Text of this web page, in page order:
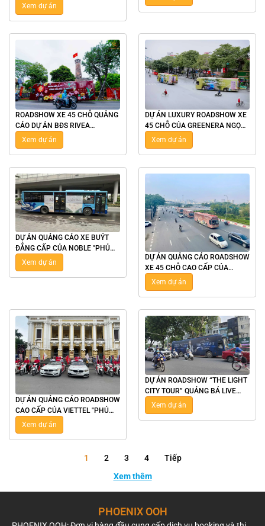
Hưng Yên
Xem dự án
TÀU
ROADSHOW XE 45 CHỖ QUẢNG
CÁO DỰ ÁN BĐS RIVEA
RESIDENCES DỊP 8/3 CHO TẬP
ĐOÀN TÂN Á ĐẠI THÀNH
Xem dự án
DỰ ÁN LUXURY ROADSHOW XE
45 CHỖ CỦA GREENERA NGỌC
HỒI "PHỦ SÓNG" ẤN TƯỢNG TẠI
HÀ NỘI
Xem dự án
DỰ ÁN QUẢNG CÁO XE BUÝT
ĐẲNG CẤP CỦA NOBLE "PHỦ
SÓNG" ẤN TƯỢNG TẠI HÀ NỘI
Xem dự án
DỰ ÁN QUẢNG CÁO ROADSHOW
XE 45 CHỖ CAO CẤP CỦA
NOBLE "PHỦ SÓNG" ẤN TƯỢNG
TẠI HÀ NỘI
Xem dự án
DỰ ÁN QUẢNG CÁO ROADSHOW
CAO CẤP CỦA VIETTEL "PHỦ
SÓNG" ẤN TƯỢNG TẠI HÀ NỘI &
TP.HCM
Xem dự án
DỰ ÁN ROADSHOW “THE LIGHT
CITY TOUR” QUẢNG BÁ LIVE
CONCERT SEE THE LIGHT CỦA
MỸ TÂM TẠI HÀ NỘI
Xem dự án
1 2 3 4
Tiếp
Xem thêm
PHOENIX OOH